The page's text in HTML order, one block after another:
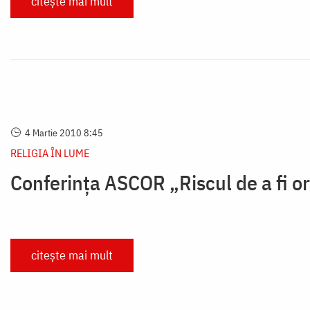
4 Martie 2010 8:45
RELIGIA ÎN LUME
Conferința ASCOR „Riscul de a fi
citește mai mult